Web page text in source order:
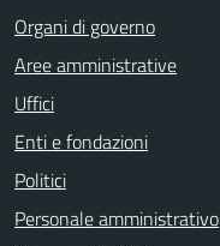
Organi di governo
Aree amministrative
Uffici
Enti e fondazioni
Politici
Personale amministrativo